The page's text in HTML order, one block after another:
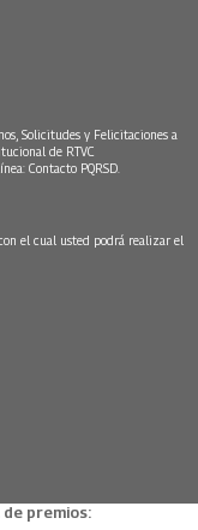
Solicitudes y Felicitaciones a
de RTVC
Contacto PQRSD.
el cual usted podrá realizar el
premios: